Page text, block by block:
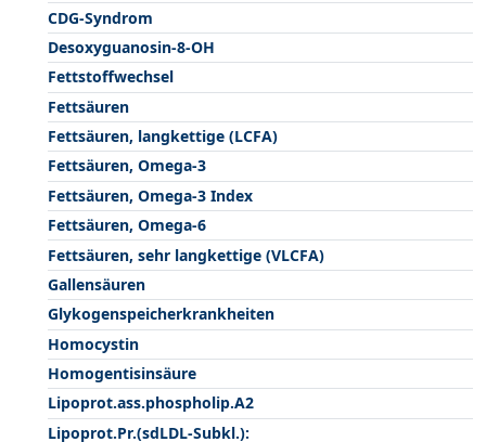
CDG-Syndrom
Desoxyguanosin-8-OH
Fettstoffwechsel
Fettsäuren
Fettsäuren, langkettige (LCFA)
Fettsäuren, Omega-3
Fettsäuren, Omega-3 Index
Fettsäuren, Omega-6
Fettsäuren, sehr langkettige (VLCFA)
Gallensäuren
Glykogenspeicherkrankheiten
Homocystin
Homogentisinsäure
Lipoprot.ass.phospholip.A2
Lipoprot.Pr.(sdLDL-Subkl.):